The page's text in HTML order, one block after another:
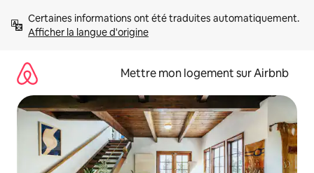
directement
Afficher la langue d'origine
Mettre mon logement sur Airbnb